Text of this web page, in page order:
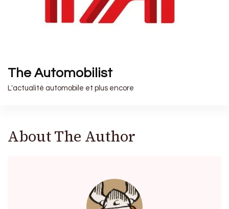
The Automobilist
L'actualité automobile et plus encore
About The Author